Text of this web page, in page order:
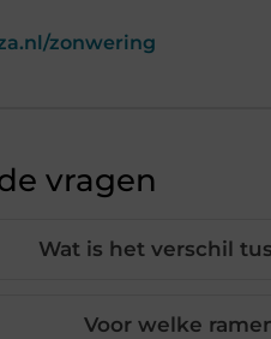
zonwering
vragen
Wat is het verschil
Voor welke